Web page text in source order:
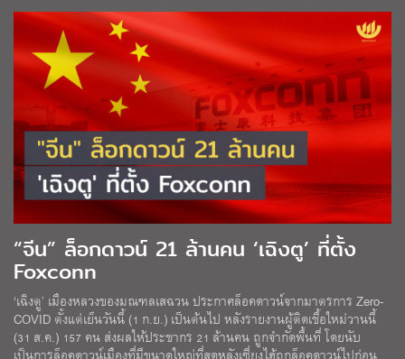
“จีน” ล็อกดาวน์ 21 ล้านคน ‘เฉิงตู’ ที่ตั้ง
Foxconn
‘เฉิงตู’ เมืองหลวงของมณฑลเสฉวน ประกาศล็อคดาวน์จากมาตรการ Zero-
COVID ตั้งแต่เย็นวันนี้ (1 ก.ย.) เป็นต้นไป หลังรายงานผู้ติดเชื้อใหม่วานนี้
(31 ส.ค.) 157 คน ส่งผลให้ประชากร 21 ล้านคน ถูกจำกัดพื้นที่ โดยนับ